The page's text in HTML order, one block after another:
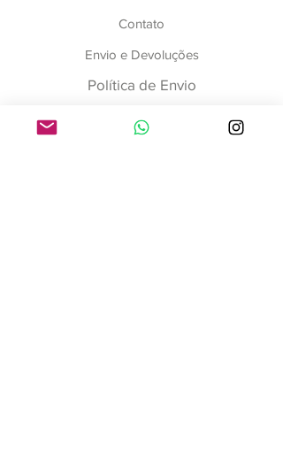
Contato
Envio e Devoluções
Política de Envio
Pagamento e Reservas